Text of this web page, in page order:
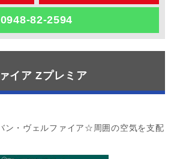
0948-82-2594
イア Zプレミア
ン・ヴェルファイア☆周囲の空気を支配